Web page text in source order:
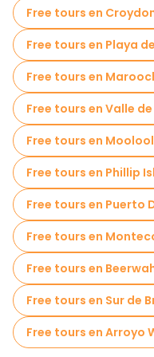
Free tours en
Free tours en Playa
Free tours en
Free tours en Valle
Free tours en
Free tours en Phillip
Free tours en Puerto
Free tours en
Free tours en
Free tours en Sur de
Free tours en Arroyo